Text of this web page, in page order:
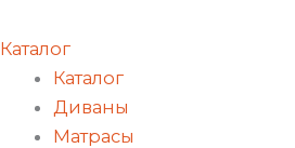
Каталог
Каталог
Диваны
Матрасы